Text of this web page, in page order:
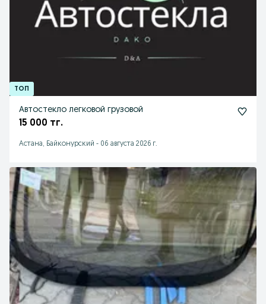
Автостекло легковой грузовой
15 000 тг.
Астана, Байконурский - 06 августа 2026 г.